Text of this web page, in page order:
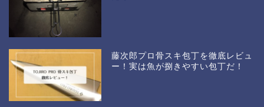
藤次郎プロ骨スキ包丁を徹底レビュ
ー！実は魚が捌きやすい包丁だ！